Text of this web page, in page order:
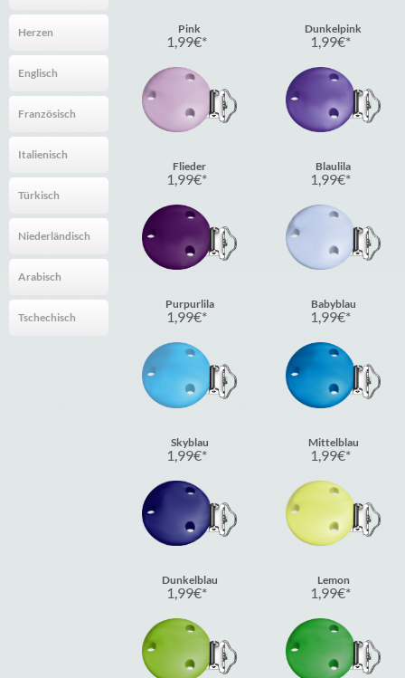
Herzen
Englisch
Französisch
Italienisch
Türkisch
Niederländisch
Arabisch
Tschechisch
Pink
1,99€
Dunkelpink
1,99€
Flieder
1,99€
Blaulila
1,99€
Purpurlila
1,99€
Babyblau
1,99€
Skyblau
1,99€
Mittelblau
1,99€
Dunkelblau
1,99€
Lemon
1,99€